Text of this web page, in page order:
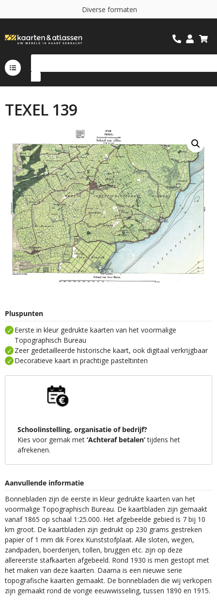
Diverse formaten
TEXEL 139
Pluspunten
Eerste in kleur gedrukte kaarten van het voormalige
Topographisch Bureau
Zeer gedetailleerde historische kaart, ook digitaal verkrijgbaar
Decoratieve kaart in prachtige pasteltinten
Schoolinstelling, organisatie of bedrijf?
Kies voor gemak met ‘Achteraf betalen’tijdens het
afrekenen.
Aanvullende informatie
Bonnebladen zijn de eerste in kleur gedrukte kaarten van het
voormalige Topographisch Bureau. De kaartbladen zijn gemaakt
vanaf 1865 op schaal 1:25.000. Het afgebeelde gebied is 7 bij 10
km groot. De kaartbladen zijn gedrukt op 230 grams gestreken
papier of 1 mm dik Forex Kunststofplaat. Alle sloten, wegen,
zandpaden, boerderijen, tollen, bruggen etc. zijn op deze
allereerste stafkaarten afgebeeld. Rond 1930 is men gestopt met
het maken van deze kaarten. Daarna is een nieuwe serie
topografische kaarten gemaakt. De bonnebladen die wij verkopen
zijn gemaakt rond de vorige eeuwwisseling, tussen 1890 en 1915.